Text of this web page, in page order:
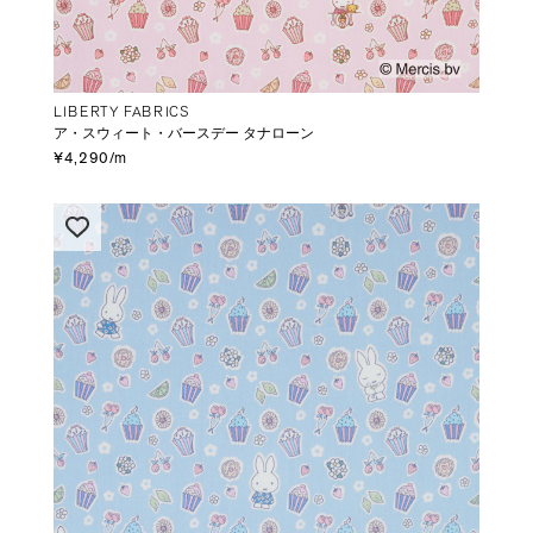
LIBERTY FABRICS
ア・スウィート・バースデー タナローン
¥4,290/m